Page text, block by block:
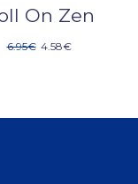
On Zen
6.95€ 4.58€